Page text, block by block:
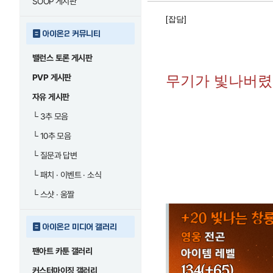
아이온2 커뮤니티
밸런스 토론 게시판
PVP 게시판
자유 게시판
└3추 모음
└10추 모음
└질문과 답변
└패치 · 이벤트 · 소식
└스샷 · 움짤
아이온2 미디어 갤러리
팬아트 카툰 갤러리
커스터마이징 갤러리
[잡담]
무기가 빛나버